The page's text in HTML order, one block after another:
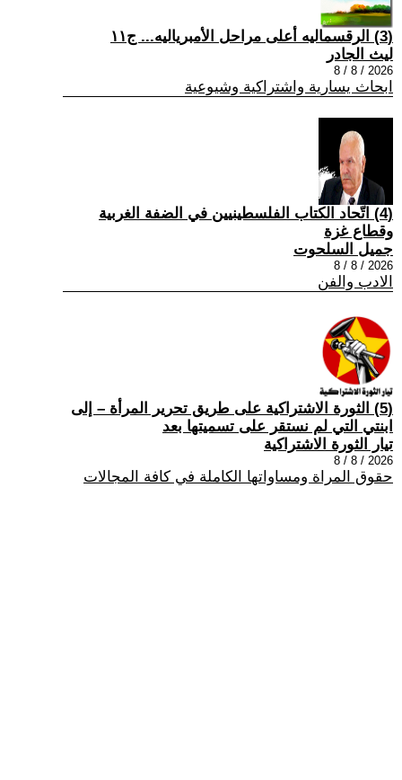
(3) الرقسماليه أعلى مراحل الأمبرياليه... ج١١
ليث الجادر
2026 / 8 / 8
ابحاث يسارية واشتراكية وشيوعية
(4) اتّحاد الكتاب الفلسطينيين في الضفة الغربية
وقطاع غزة
جميل السلحوت
2026 / 8 / 8
الادب والفن
(5) الثورة الاشتراكية على طريق تحرير المرأة – إلى
ابنتي التي لم نستقر على تسميتها بعد
تيار الثورة الاشتراكية
2026 / 8 / 8
حقوق المراة ومساواتها الكاملة في كافة المجالات